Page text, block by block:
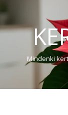
Mindenki